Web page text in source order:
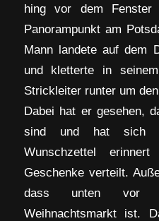
hing vor dem Fenster
Panorampunkt am
Mann landete auf dem
und kletterte in
Strickleiter runter um
Dabei hat er gesehen,
sind und hat sich
Wunschzettel
Geschenke verteilt.
dass unten vor
Weihnachtsmarkt ist.